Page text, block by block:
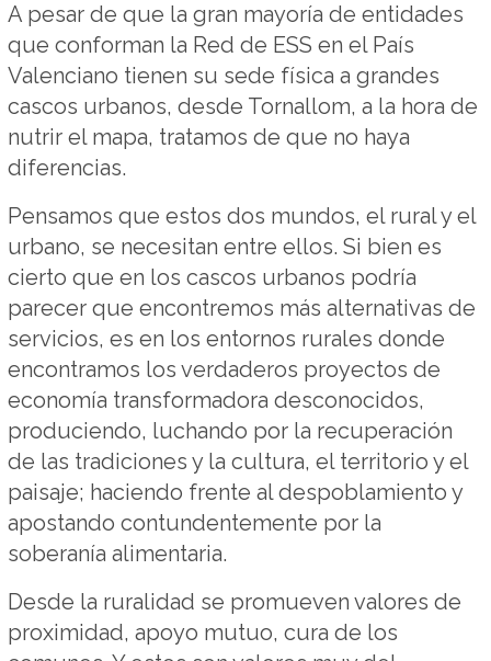
A pesar de que la gran mayoría de entidades
que conforman la Red de ESS en el País
Valenciano tienen su sede física a grandes
cascos urbanos, desde Tornallom, a la hora de
nutrir el mapa, tratamos de que no haya
diferencias.
Pensamos que estos dos mundos, el rural y el
urbano, se necesitan entre ellos. Si bien es
cierto que en los cascos urbanos podría
parecer que encontremos más alternativas de
servicios, es en los entornos rurales donde
encontramos los verdaderos proyectos de
economía transformadora desconocidos,
produciendo, luchando por la recuperación
de las tradiciones y la cultura, el territorio y el
paisaje; haciendo frente al despoblamiento y
apostando contundentemente por la
soberanía alimentaria.
Desde la ruralidad se promueven valores de
proximidad, apoyo mutuo, cura de los